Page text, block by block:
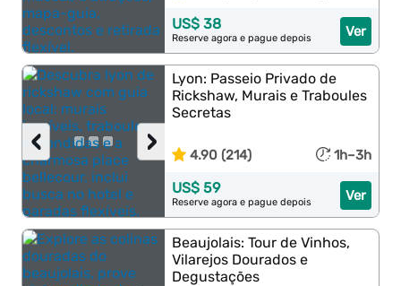
Ver
US$ 38
Reserve agora e pague depois
›
‹
Lyon: Passeio Privado de
Rickshaw, Murais e Traboules
Secretas
4.90 (214) 1h–3h
Ver
US$ 59
Reserve agora e pague depois
Beaujolais: Tour de Vinhos,
Vilarejos Dourados e
Degustações